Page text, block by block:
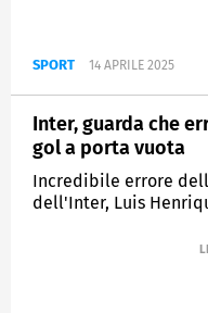
SPORT 14 APRILE 2025
Inter, guarda che
gol a porta vuota
Incredibile errore
dell'Inter, Luis